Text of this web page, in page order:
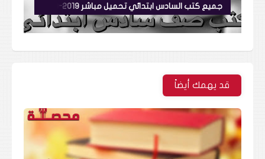
جميع كتب السادس ابتدائي تحميل مباشر 2019-2020
قد يهمك أيضاً